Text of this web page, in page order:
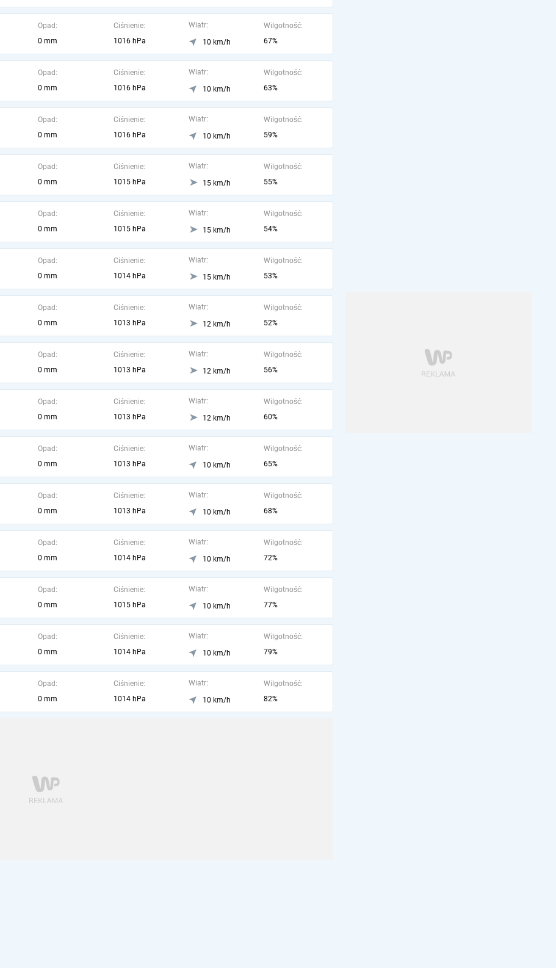
Opad:
0 mm
Ciśnienie:
1016 hPa
Wiatr:
10 km/h
Wilgotność:
67%
Opad:
0 mm
Ciśnienie:
1016 hPa
Wiatr:
10 km/h
Wilgotność:
63%
Opad:
0 mm
Ciśnienie:
1016 hPa
Wiatr:
10 km/h
Wilgotność:
59%
Opad:
0 mm
Ciśnienie:
1015 hPa
Wiatr:
15 km/h
Wilgotność:
55%
Opad:
0 mm
Ciśnienie:
1015 hPa
Wiatr:
15 km/h
Wilgotność:
54%
Opad:
0 mm
Ciśnienie:
1014 hPa
Wiatr:
15 km/h
Wilgotność:
53%
Opad:
0 mm
Ciśnienie:
1013 hPa
Wiatr:
12 km/h
Wilgotność:
52%
Opad:
0 mm
Ciśnienie:
1013 hPa
Wiatr:
12 km/h
Wilgotność:
56%
Opad:
0 mm
Ciśnienie:
1013 hPa
Wiatr:
12 km/h
Wilgotność:
60%
Opad:
0 mm
Ciśnienie:
1013 hPa
Wiatr:
10 km/h
Wilgotność:
65%
Opad:
0 mm
Ciśnienie:
1013 hPa
Wiatr:
10 km/h
Wilgotność:
68%
Opad:
0 mm
Ciśnienie:
1014 hPa
Wiatr:
10 km/h
Wilgotność:
72%
Opad:
0 mm
Ciśnienie:
1015 hPa
Wiatr:
10 km/h
Wilgotność:
77%
Opad:
0 mm
Ciśnienie:
1014 hPa
Wiatr:
10 km/h
Wilgotność:
79%
Opad:
0 mm
Ciśnienie:
1014 hPa
Wiatr:
10 km/h
Wilgotność:
82%